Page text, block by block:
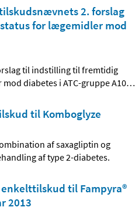
2. forslag
for lægemidler mod
til indstilling til fremtidig
diabetes i ATC-gruppe A10…
til Komboglyze
af saxagliptin og
af type 2-diabetes.
til Fampyra®
2013